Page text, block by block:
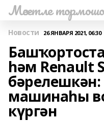
Мәсетле тормошо
Новости 26 ЯНВАРЯ 2021, 06:30
һәм Renault
бәрелешкән:
машинаһы
күргән